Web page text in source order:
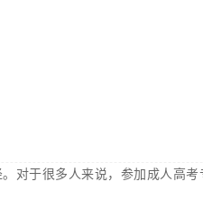
对于很多人来说，参加成人高